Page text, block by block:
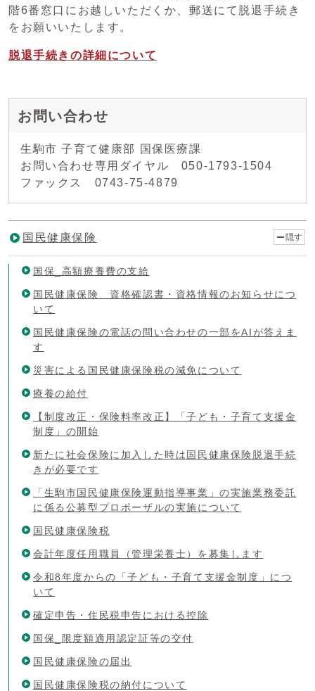
階6番窓口にお越しいただくか、郵送にて脱退手続き
をお願いいたします。
脱退手続きの詳細について
お問い合わせ
生駒市 子育て健康部 国保医療課
お問い合わせ専用ダイヤル 050-1793-1504
ファックス 0743-75-4879
国民健康保険 隠す
国保_高額療養費の支給
国民健康保険 資格確認書・資格情報のお知らせにつ
いて
国民健康保険の電話の問い合わせの一部をAIが答えま
す
災害による国民健康保険税の減免について
療養の給付
【制度改正・保険料率改正】「子ども・子育て支援金
制度」の開始
新たに社会保険に加入した時は国民健康保険脱退手続
きが必要です
「生駒市国民健康保険運動指導事業」の実施業務委託
に係る公募型プロポーザルの実施について
国民健康保険税
会計年度任用職員（管理栄養士）を募集します
令和8年度からの「子ども・子育て支援金制度」につ
いて
確定申告・住民税申告における控除
国保_限度額適用認定証等の交付
国民健康保険の届出
国民健康保険税の納付について